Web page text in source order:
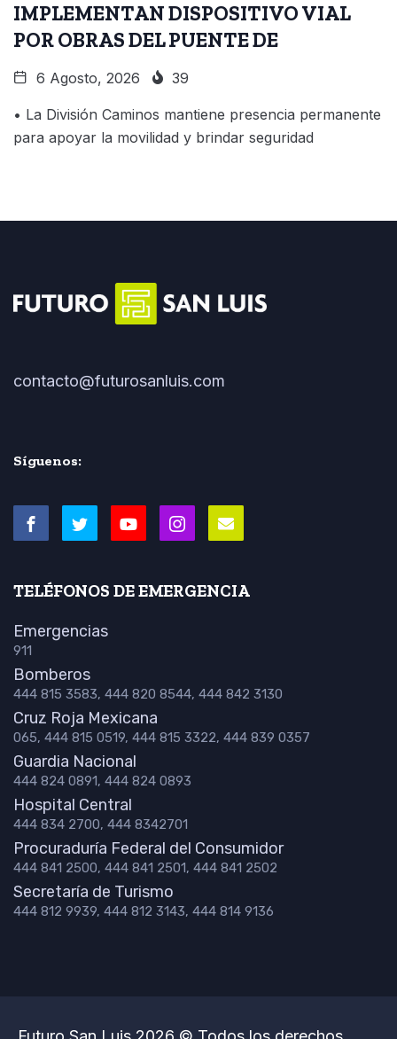
IMPLEMENTAN DISPOSITIVO VIAL
POR OBRAS DEL PUENTE DE
6 Agosto, 2026 39
• La División Caminos mantiene presencia permanente
para apoyar la movilidad y brindar seguridad
contacto@futurosanluis.com
Síguenos:
TELÉFONOS DE EMERGENCIA
Emergencias
911
Bomberos
444 815 3583, 444 820 8544, 444 842 3130
Cruz Roja Mexicana
065, 444 815 0519, 444 815 3322, 444 839 0357
Guardia Nacional
444 824 0891, 444 824 0893
Hospital Central
444 834 2700, 444 8342701
Procuraduría Federal del Consumidor
444 841 2500, 444 841 2501, 444 841 2502
Secretaría de Turismo
444 812 9939, 444 812 3143, 444 814 9136